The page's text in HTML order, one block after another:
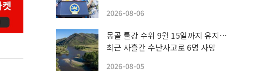
2026-08-06
몽골 툴강 수위 9월 15일까지 유지…
최근 사흘간 수난사고로 6명 사망
2026-08-05